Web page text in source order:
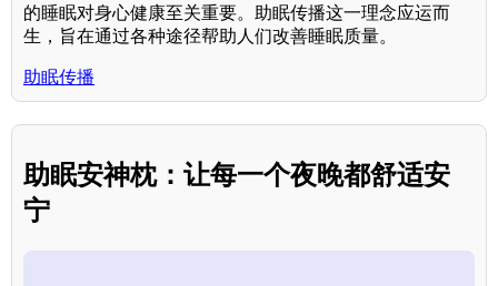
的睡眠对身心健康至关重要。助眠传播这一理念应运而
生，旨在通过各种途径帮助人们改善睡眠质量。
助眠传播
助眠安神枕：让每一个夜晚都舒适安
宁